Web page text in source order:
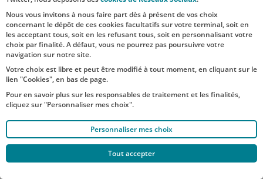
Nous vous invitons à nous faire part dès à présent de vos choix
concernant le dépôt de ces cookies facultatifs sur votre terminal, soit en
les acceptant tous, soit en les refusant tous, soit en personnalisant votre
choix par finalité. A défaut, vous ne pourrez pas poursuivre votre
navigation sur notre site.
Votre choix est libre et peut être modifié à tout moment, en cliquant sur le
lien "Cookies", en bas de page.
Pour en savoir plus sur les responsables de traitement et les finalités,
cliquez sur "Personnaliser mes choix".
Personnaliser mes choix
Tout accepter